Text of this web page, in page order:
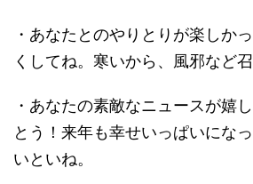
・あなたとのやりとりが楽しか
くしてね。寒いから、風邪など召
・あなたの素敵なニュースが嬉
とう！来年も幸せいっぱいにな
いといね。